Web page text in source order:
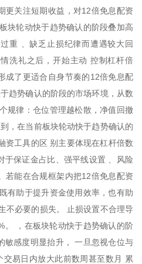
更关注短期收益，对12倍免息配资
块轮动快于趋势确认的阶段叠加高
重 、缺乏止损纪律而遭遇较大回
洗礼之后，开始主动 控制杠杆倍
成了更适合自身节奏的12倍免息配
趋势确认的阶段的市场环境，从数
规律：仓位管理越松散，净值回撤
，在当前板块轮动快于趋势确认的
资工具的区 别主要体现在杠杆倍数
于保证金占比、强平线设置 、风险
若能在合规框架内把12倍免息配资
有助于提升资金使用效率，也有助
不必要的损失。 止损设置不合理导
。 ，在板块轮动快于趋势确认的阶
敏感度明显抬升， 一旦忽视仓位与
易日内放大此前数周甚至数月 累